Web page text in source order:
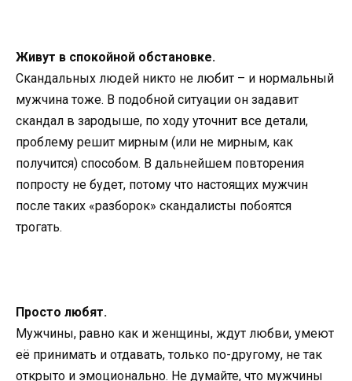
Живут в спокойной обстановке.
Скандальных людей никто не любит – и нормальный
мужчина тоже. В подобной ситуации он задавит
скандал в зародыше, по ходу уточнит все детали,
проблему решит мирным (или не мирным, как
получится) способом. В дальнейшем повторения
попросту не будет, потому что настоящих мужчин
после таких «разборок» скандалисты побоятся
трогать.
Просто любят.
Мужчины, равно как и женщины, ждут любви, умеют
её принимать и отдавать, только по-другому, не так
открыто и эмоционально. Не думайте, что мужчины